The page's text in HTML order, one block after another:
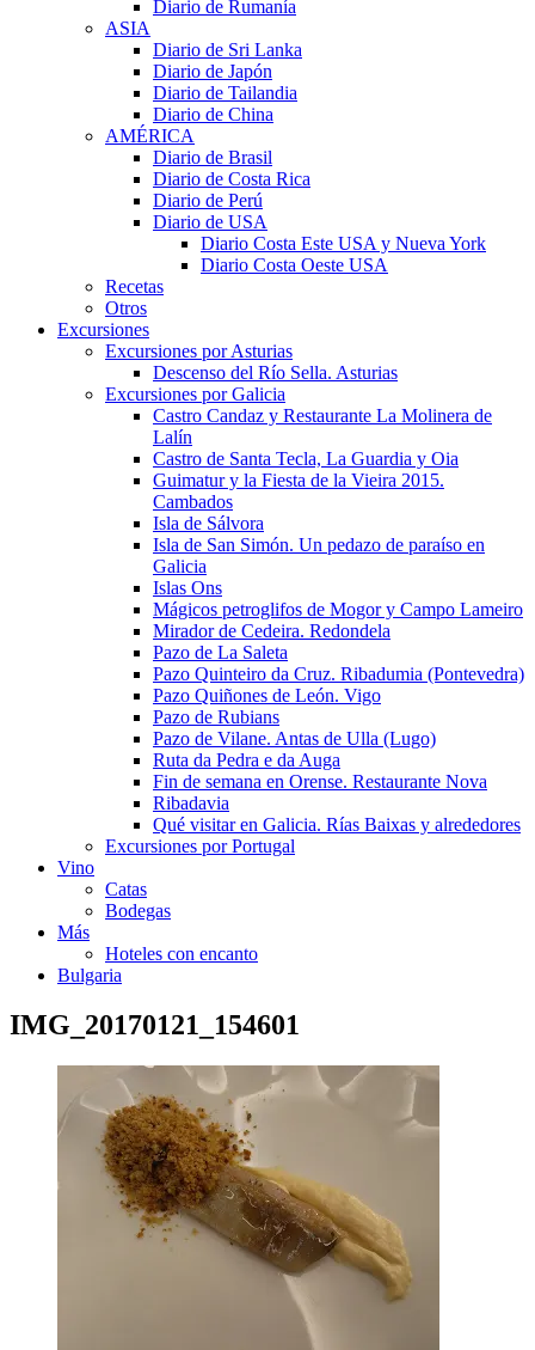
Diario de Rumanía
ASIA
Diario de Sri Lanka
Diario de Japón
Diario de Tailandia
Diario de China
AMÉRICA
Diario de Brasil
Diario de Costa Rica
Diario de Perú
Diario de USA
Diario Costa Este USA y Nueva York
Diario Costa Oeste USA
Recetas
Otros
Excursiones
Excursiones por Asturias
Descenso del Río Sella. Asturias
Excursiones por Galicia
Castro Candaz y Restaurante La Molinera de
Lalín
Castro de Santa Tecla, La Guardia y Oia
Guimatur y la Fiesta de la Vieira 2015.
Cambados
Isla de Sálvora
Isla de San Simón. Un pedazo de paraíso en
Galicia
Islas Ons
Mágicos petroglifos de Mogor y Campo Lameiro
Mirador de Cedeira. Redondela
Pazo de La Saleta
Pazo Quinteiro da Cruz. Ribadumia (Pontevedra)
Pazo Quiñones de León. Vigo
Pazo de Rubians
Pazo de Vilane. Antas de Ulla (Lugo)
Ruta da Pedra e da Auga
Fin de semana en Orense. Restaurante Nova
Ribadavia
Qué visitar en Galicia. Rías Baixas y alrededores
Excursiones por Portugal
Vino
Catas
Bodegas
Más
Hoteles con encanto
Bulgaria
IMG_20170121_154601